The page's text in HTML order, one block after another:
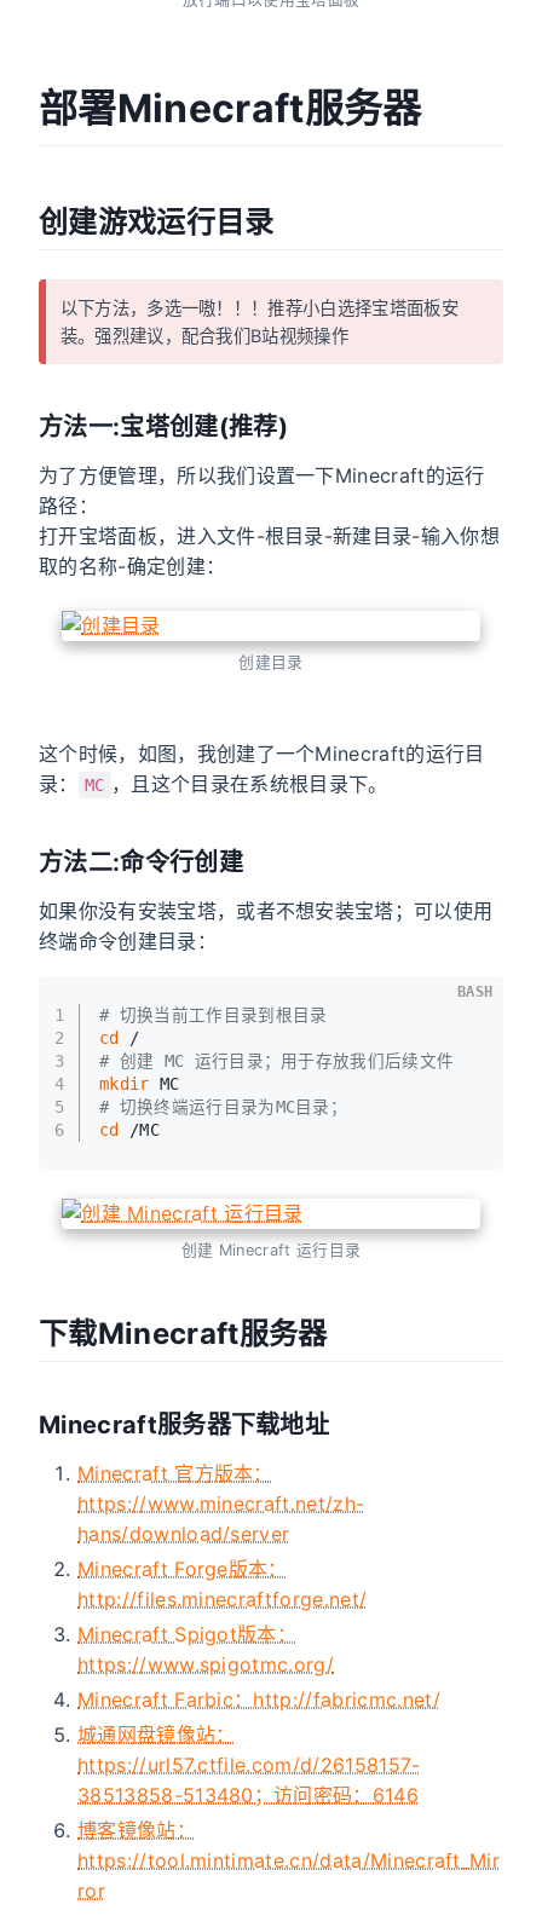
部署Minecraft服务器
创建游戏运行目录
以下方法，多选一嗷！！！推荐小白选择宝塔面板安
装。强烈建议，配合我们B站视频操作
方法一:宝塔创建(推荐)
为了方便管理，所以我们设置一下Minecraft的运行
路径：
打开宝塔面板，进入文件-根目录-新建目录-输入你想
取的名称-确定创建：
创建目录
这个时候，如图，我创建了一个Minecraft的运行目
录：
MC ，且这个目录在系统根目录下。
方法二:命令行创建
如果你没有安装宝塔，或者不想安装宝塔；可以使用
终端命令创建目录：
1
2
3
4
5
6
# 切换当前工作目录到根目录
cd
/
# 创建 MC 运行目录；用于存放我们后续文件
mkdir MC
# 切换终端运行目录为MC目录；
cd
/MC
BASH
创建 Minecraft 运行目录
下载Minecraft服务器
Minecraft服务器下载地址
Minecraft 官方版本：
https://www.minecraft.net/zh-
hans/download/server
Minecraft Forge版本：
http://files.minecraftforge.net/
Minecraft Spigot版本：
https://www.spigotmc.org/
Minecraft Farbic：http://fabricmc.net/
城通网盘镜像站：
https://url57.ctfile.com/d/26158157-
38513858-513480；访问密码：6146
博客镜像站：
https://tool.mintimate.cn/data/Minecraft_Mir
ror